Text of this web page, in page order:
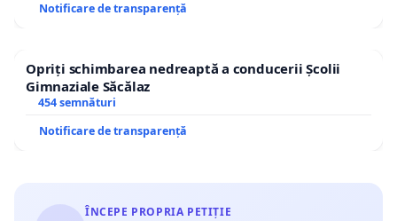
Notificare de transparență
Opriți schimbarea nedreaptă a conducerii Școlii
Gimnaziale Săcălaz
454 semnături
Notificare de transparență
ÎNCEPE PROPRIA PETIȚIE